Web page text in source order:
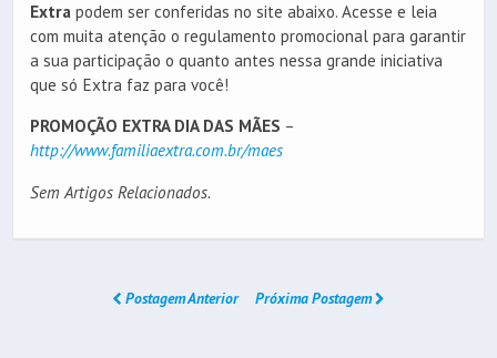
Extra podem ser conferidas no site abaixo. Acesse e leia
com muita atenção o regulamento promocional para garantir
a sua participação o quanto antes nessa grande iniciativa
que só Extra faz para você!
PROMOÇÃO EXTRA DIA DAS MÃES –
http://www.familiaextra.com.br/maes
Sem Artigos Relacionados.
Postagem Anterior Próxima Postagem